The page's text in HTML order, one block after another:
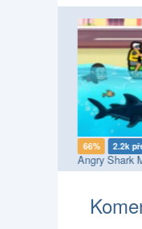
66% 2.2k
Angry Shark